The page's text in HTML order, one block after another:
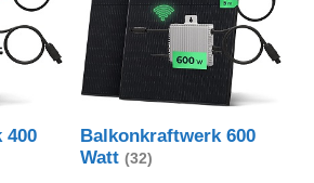
400
Balkonkraftwerk 600
Watt (32)